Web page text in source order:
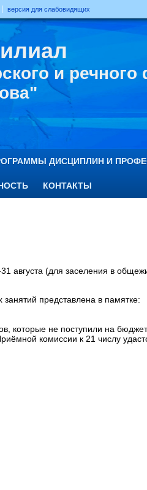
версия для слабовидящих
и речного
ДИСЦИПЛИН И
КОНТАКТЫ
августа (для заселения в
представлена в памятке:
которые не поступили на
комиссии к 21 числу